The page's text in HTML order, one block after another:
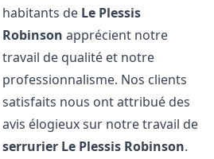
habitants de Le Plessis
Robinson apprécient notre
travail de qualité et notre
professionnalisme. Nos clients
satisfaits nous ont attribué des
avis élogieux sur notre travail de
serrurier Le Plessis Robinson.